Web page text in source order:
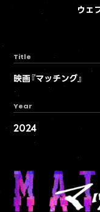
ウェ
Title
映画『マッチング』
Year
2024